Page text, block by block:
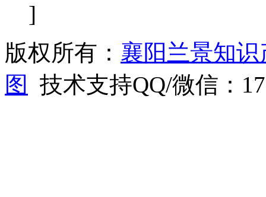
]
版权所有： 襄阳兰景知
图
技术支持QQ/微信：